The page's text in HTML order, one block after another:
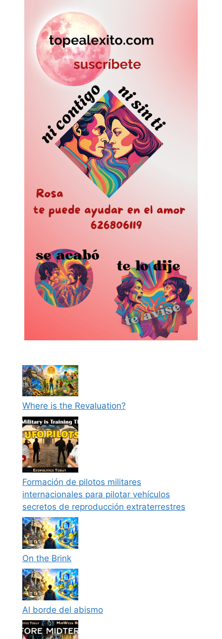
Where is the Revaluation?
Formación de pilotos militares
internacionales para pilotar vehículos
secretos de reproducción extraterrestres
On the Brink
Al borde del abismo